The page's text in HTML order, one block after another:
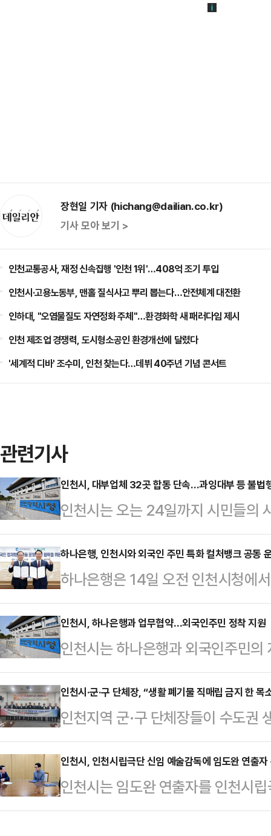
장현일 기자 (hichang@dailian.co.kr)
기사 모아 보기 >
인천교통공사, 재정 신속집행 '인천 1위'…408억 조기 투입
인천시·고용노동부, 맨홀 질식사고 뿌리 뽑는다…안전체계 대전환
인하대, "오염물질도 자연정화 주체"…환경화학 새 패러다임 제시
인천 제조업 경쟁력, 도시형소공인 환경개선에 달렸다
'세계적 디바' 조수미, 인천 찾는다…데뷔 40주년 기념 콘서트
관련기사
인천시, 대부업체 32곳 합동 단속…과잉대부 등 불법
인천시는 오는 24일까지 시민들의
를 대상으로 유관기관 합동 집중
은 시 및 군·구 대부업 담당자, 경찰
인천 관내 대부업체 32곳이 대상이
요 상권 인근의 대부업체나 장기간
상반기 기준 인천시에는 현재 436
지도·단속을 실시, 법정 이자율 초
반 사항을 적발…
하나은행, 인천시와 외국인 주민 특화 컬처뱅크 공동
하나은행은 14일 오전 인천시청에
크' 공동 운영을 위한 업무협약을
주하는 외국인들이 금융과 문화를
며 자립할 수 있는 거점을 제공하
사기 예방교육 ▲외국인 전용 디지
스 등을 통해 외국인들이 쉽게 국내
지원한다.아울러 인천시 및 운영기
정착 및 취업 지원 ▲다국적 동…
인천시, 하나은행과 업무협약…외국인주민 정착 지원
인천시는 하나은행과 외국인주민
(MOU)을 체결했다고 14일 밝혔다
산단금융센터 2층 유휴공간을 외국
이다.또 시는 이를 활용해 생활 편
한 다양한 프로그램을 운영할 예정
국인주민 지원시설을 확충하고, 한
의료 상담 서비스 제공, 자유롭게
등 실질적인 지원을 추…
인천시·군·구 단체장, “생활 폐기물 직매립 금지 한 목
인천지역 군·구 단체장들이 수도권
를 보였다.인천시는 최근 남동구에
내년 1월 1일부터 수도권 생활폐기
시행돼야 한다는 결의를 다졌다고
없이 생활폐기물 직매립 금지에 철
인천시, 인천시립극단 신임 예술감독에 임도완 연출자
인천시는 임도완 연출자를 인천시
소년소녀합창단 신임 예술감독에